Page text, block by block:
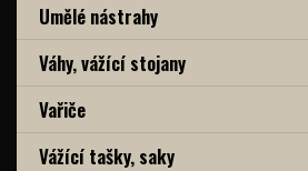
Umělé nástrahy
Váhy, vážící stojany
Vařiče
Vážící tašky, saky